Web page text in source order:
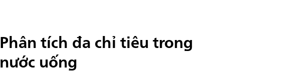
Phân tích đa chỉ tiêu trong
nước uống